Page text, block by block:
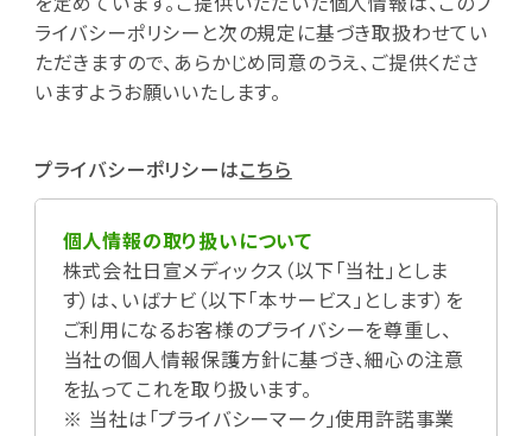
ライバシーポリシーと次の規定に基づき取扱わせてい
ただきますので、あらかじめ同意のうえ、ご提供くださ
いますようお願いいたします。
プライバシーポリシーはこちら
個人情報の取り扱いについて
株式会社日宣メディックス（以下「当社」としま
す）は、いばナビ（以下「本サービス」とします）を
ご利用になるお客様のプライバシーを尊重し、
当社の個人情報保護方針に基づき、細心の注意
を払ってこれを取り扱います。
※ 当社は「プライバシーマーク」使用許諾事業